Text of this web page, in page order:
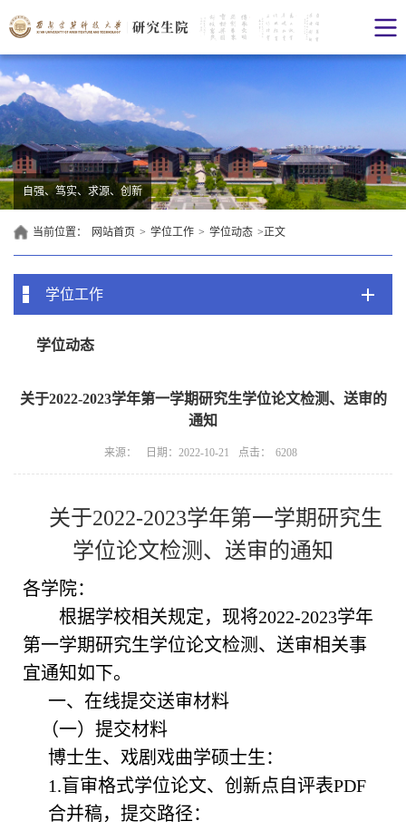
自强、笃实、求源、创新
当前位置： 网站首页 > 学位工作 > 学位动态 >正文
学位工作
学位动态
关于2022-2023学年第一学期研究生学位论文检测、送审的
通知
来源： 日期：2022-10-21 点击： 6208
关于2022-2023学年第一学期研究生
学位论文检测、 送审的通知
各学院：
根据学校相关规定，现将2022-2023学年
第一学期研究生学位论文检测、送审相关事
宜通知如下。
一、在线提交送审材料
（一）提交材料
博士生、戏剧戏曲学硕士生：
1.盲审格式学位论文、创新点自评表PDF
合并稿， 提交路径：